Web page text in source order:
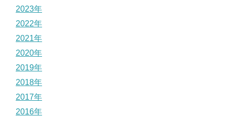
2023年
2022年
2021年
2020年
2019年
2018年
2017年
2016年